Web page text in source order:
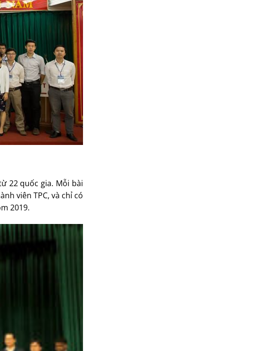
22 quốc gia. Mỗi bài
viên TPC, và chỉ có
2019.